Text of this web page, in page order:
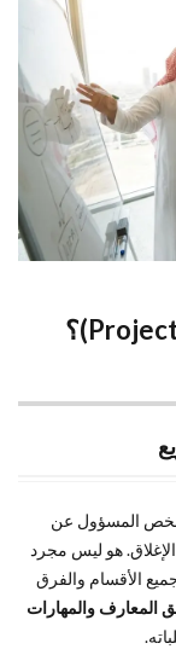
ما هو مدير المشاريع (Project Manager)؟
المسؤول عن
الإغلاق. هو ليس مجرد
الأقسام والفرق
المعارف والمهارات